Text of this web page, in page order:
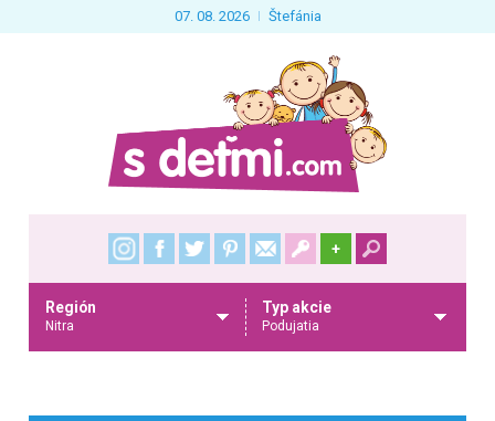
07. 08. 2026 Štefánia
+
Región
Nitra
Typ akcie
Podujatia